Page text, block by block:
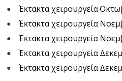
Έκτακτα χειρουργεία
Έκτακτα χειρουργεία
Έκτακτα χειρουργεία
Έκτακτα χειρουργεία
Έκτακτα χειρουργεία